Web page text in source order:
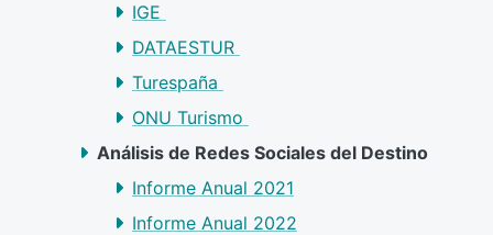
IGE
DATAESTUR
Turespaña
ONU Turismo
Análisis de Redes Sociales del Destino
Informe Anual 2021
Informe Anual 2022